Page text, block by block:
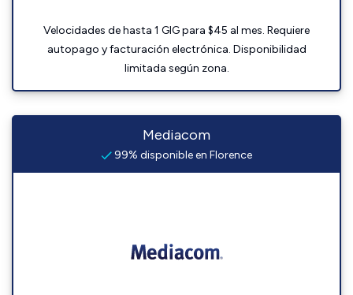
Velocidades de hasta 1 GIG para $45 al mes. Requiere
autopago y facturación electrónica. Disponibilidad
limitada según zona.
Mediacom
99% disponible en Florence